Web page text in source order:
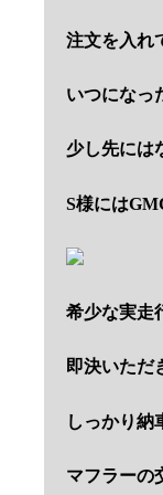
注文を入れ
いつになっ
少し先には
S様には
希少な実走
即決いただ
しっかり納
マフラーの